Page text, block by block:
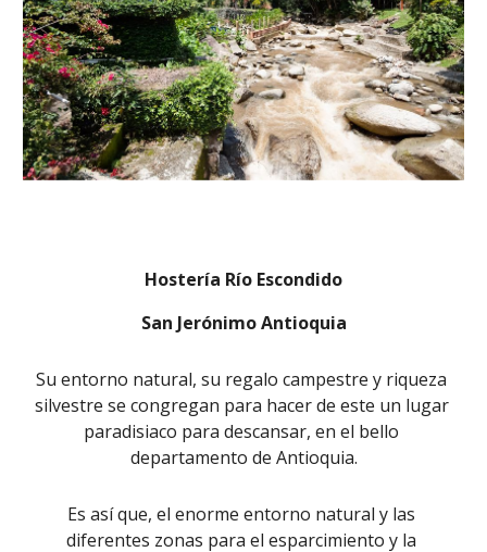
Hostería Río Escondido
San Jerónimo Antioquia
Su entorno natural, su regalo campestre y riqueza
silvestre se congregan para hacer de este un lugar
paradisiaco para descansar, en el bello
departamento de Antioquia.
Es así que, el enorme entorno natural y las
diferentes zonas para el esparcimiento y la